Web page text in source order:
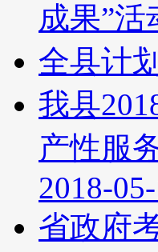
成果”活
全县计
我县
产性服
2018-
省政府